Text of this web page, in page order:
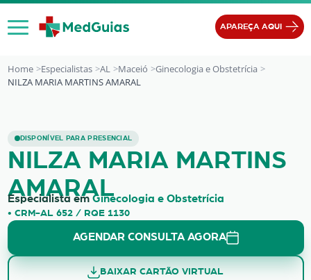
Ir para o conteúdo
APAREÇA AQUI
Home Especialistas AL Maceió
Ginecologia e Obstetrícia
NILZA MARIA MARTINS AMARAL
DISPONÍVEL PARA PRESENCIAL
NILZA MARIA MARTINS AMARAL
NILZA MARIA MARTINS
AMARAL
Especialista em Ginecologia e Obstetrícia
• CRM-AL 652 / RQE 1130
AGENDAR CONSULTA AGORA
BAIXAR CARTÃO VIRTUAL